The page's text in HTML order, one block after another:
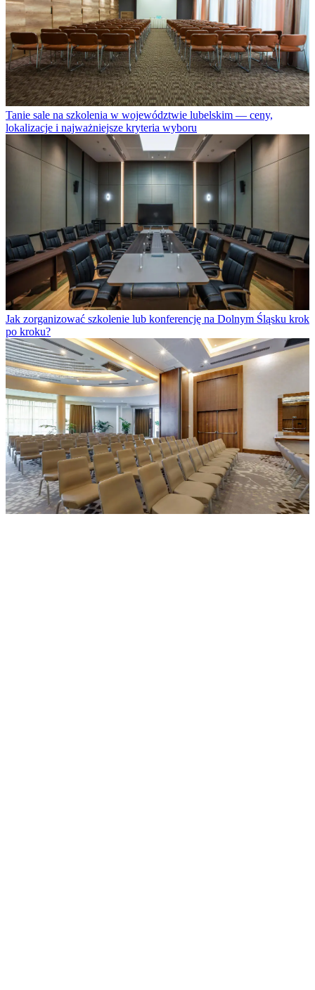
Tanie sale na szkolenia w województwie lubelskim — ceny,
lokalizacje i najważniejsze kryteria wyboru
Jak zorganizować szkolenie lub konferencję na Dolnym Śląsku krok
po kroku?